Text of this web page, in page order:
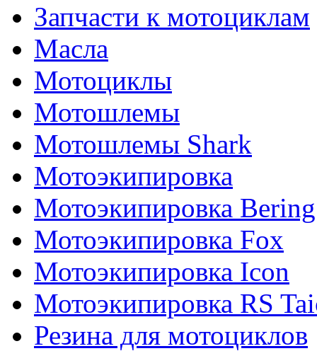
Запчасти к мотоциклам
Масла
Мотоциклы
Мотошлемы
Мотошлемы Shark
Мотоэкипировка
Мотоэкипировка Bering
Мотоэкипировка Fox
Мотоэкипировка Icon
Мотоэкипировка RS
Резина для мотоциклов